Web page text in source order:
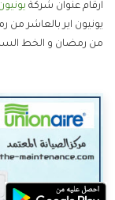
ارقام عنوان شركة
يونيون اير بالعاشر من
من رمضان و الخط